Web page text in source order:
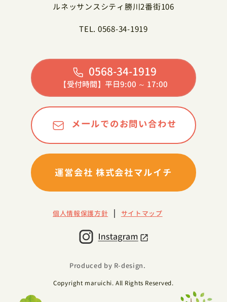
ルネッサンスシティ勝川2番街106
TEL. 0568-34-1919
0568-34-1919
【受付時間】平日9:00 ～ 17:00
メールでのお問い合わせ
運営会社 株式会社マルイチ
個人情報保護方針 サイトマップ
Produced by R-design.
Copyright maruichi. All Rights Reserved.